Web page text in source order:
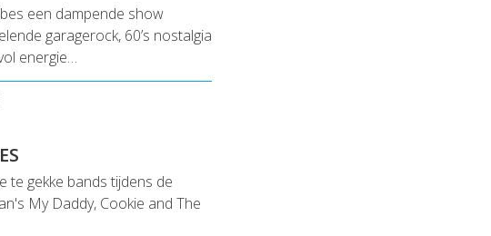
een dampende show
garagerock, 60’s nostalgia
energie…
te gekke bands tijdens de
My Daddy, Cookie and The